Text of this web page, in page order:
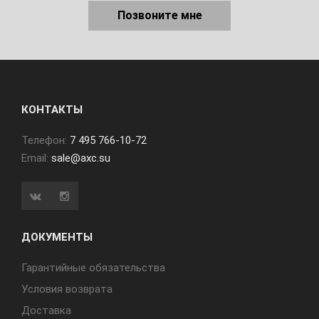
Позвоните мне
КОНТАКТЫ
Телефон: 7 495 766-10-72
Email: sale@axc.su
ДОКУМЕНТЫ
Гарантийные обязательства
Условия возврата
Доставка